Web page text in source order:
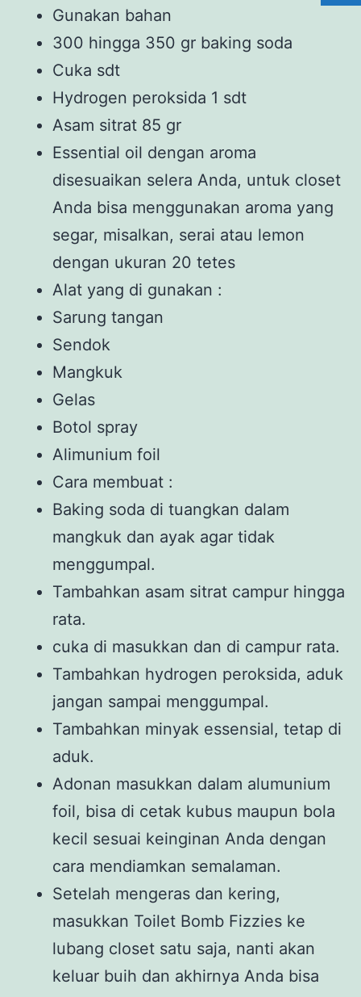
Gunakan bahan
300 hingga 350 gr baking soda
Cuka sdt
Hydrogen peroksida 1 sdt
Asam sitrat 85 gr
Essential oil dengan aroma
disesuaikan selera Anda, untuk closet
Anda bisa menggunakan aroma yang
segar, misalkan, serai atau lemon
dengan ukuran 20 tetes
Alat yang di gunakan :
Sarung tangan
Sendok
Mangkuk
Gelas
Botol spray
Alimunium foil
Cara membuat :
Baking soda di tuangkan dalam
mangkuk dan ayak agar tidak
menggumpal.
Tambahkan asam sitrat campur hingga
rata.
cuka di masukkan dan di campur rata.
Tambahkan hydrogen peroksida, aduk
jangan sampai menggumpal.
Tambahkan minyak essensial, tetap di
aduk.
Adonan masukkan dalam alumunium
foil, bisa di cetak kubus maupun bola
kecil sesuai keinginan Anda dengan
cara mendiamkan semalaman.
Setelah mengeras dan kering,
masukkan Toilet Bomb Fizzies ke
lubang closet satu saja, nanti akan
keluar buih dan akhirnya Anda bisa